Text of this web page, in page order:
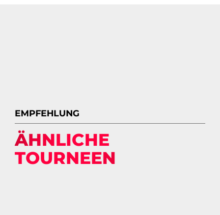
EMPFEHLUNG
ÄHNLICHE
TOURNEEN